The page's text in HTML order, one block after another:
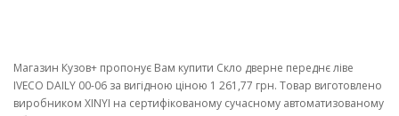
Магазин Кузов+ пропонує Вам купити Скло дверне переднє ліве
IVECO DAILY 00-06 за вигідною ціною 1 261,77 грн. Товар виготовлено
виробником XINYI на сертифікованому сучасному автоматизованому